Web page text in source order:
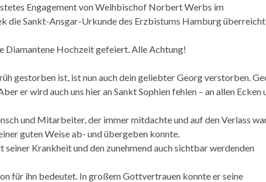
Engagement von Weihbischof Norbert Werbs im
die Sankt-Ansgar-Urkunde des Erzbistums Hamburg
Diamantene Hochzeit gefeiert. Alle Achtung!
gestorben ist, ist nun auch dein geliebter Georg verstorben.
er wird auch uns hier an Sankt Sophien fehlen – an allen Ecken
und Mitarbeiter, der immer mitdachte und auf den Verlass
guten Weise ab- und übergeben konnte.
Krankheit und den zunehmend auch sichtbar werdenden
für ihn bedeutet. In großem Gottvertrauen konnte er seine